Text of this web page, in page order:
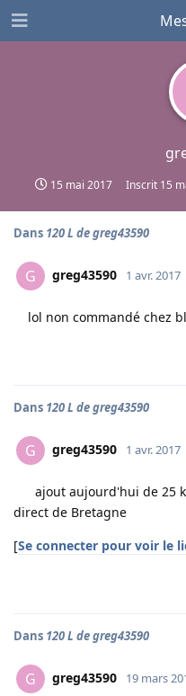
15 mai 2017 Inscrit 15
Dans 120 L de greg43590
G greg43590 1 avr. 2017
lol non commandé chez
Dans 120 L de greg43590
G greg43590 1 avr. 2017
ajout aujourd'hui de 25
direct de Bretagne
[Se connecter pour voir le
Dans 120 L de greg43590
G greg43590 19 mars